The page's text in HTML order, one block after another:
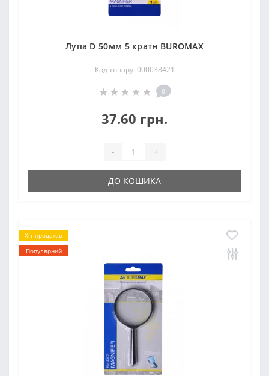
Лупа D 50мм 5 кратн BUROMAX
Код товару: 000038421
0
37.60 грн.
- +
ДО КОШИКА
Хіт продажів
Популярний